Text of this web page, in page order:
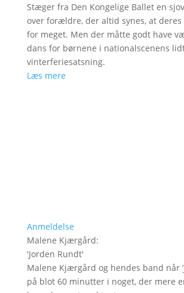
Stæger fra Den Kongelige Ballet en
over forældre, der altid synes, at
for meget. Men der måtte godt have
dans for børnene i nationalscenens
vinterferiesatsning.
Læs mere
Anmeldelse
Malene Kjærgård:
'Jorden Rundt'
Malene Kjærgård og hendes band når
på blot 60 minutter i noget, der mere